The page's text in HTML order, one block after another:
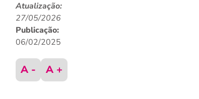
Atualização:
27/05/2026
Publicação:
06/02/2025
A - A +